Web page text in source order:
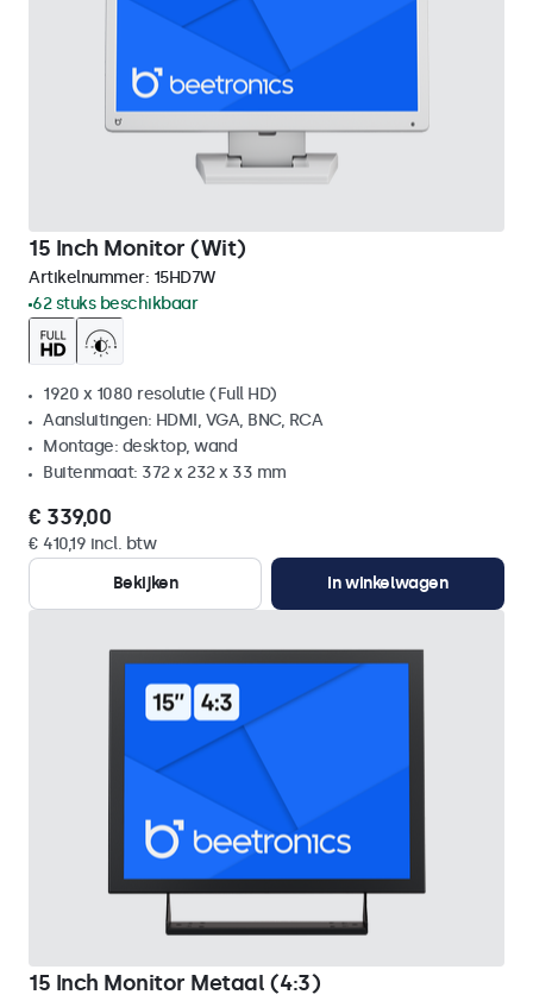
15 Inch Monitor (Wit)
Artikelnummer: 15HD7W
62 stuks beschikbaar
1920 x 1080 resolutie (Full HD)
Aansluitingen: HDMI, VGA, BNC, RCA
Montage: desktop, wand
Buitenmaat: 372 x 232 x 33 mm
€ 339,00
€ 410,19 incl. btw
Bekijken
In winkelwagen
15 Inch Monitor Metaal (4:3)